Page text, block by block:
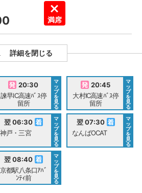
満席
詳細を閉じる
20:30
諫早IC高速ﾊﾞｽ停
留所
マ
ッ
プ
を
見
る
20:45
大村IC高速ﾊﾞｽ停
留所
マ
ッ
プ
を
見
る
翌 06:30
神戸・三宮
マ
ッ
プ
を
見
る
翌 07:30
なんばOCAT
マ
ッ
プ
を
見
る
翌 08:40
京都駅八条口ｱﾊﾞ
ﾝﾃｨ前
マ
ッ
プ
を
見
る